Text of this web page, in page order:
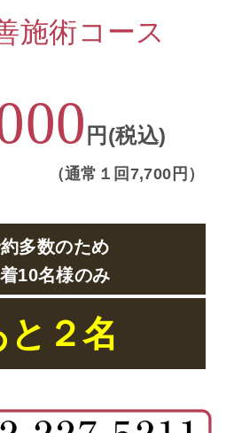
施術コース
円(税込)
（通常１回7,700円）
多数のため
10名様のみ
と２名